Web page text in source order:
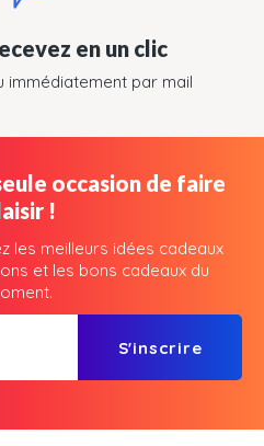
en un clic
immédiatement par mail
occasion de faire
!
les meilleurs idées cadeaux
et les bons cadeaux du
S'inscrire